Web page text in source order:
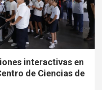
interactivas en
de Ciencias de